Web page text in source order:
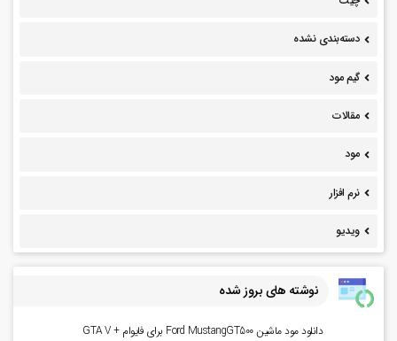
دسته‌بندی نشده
گیم مود
مقالات
مود
نرم افزار
ویدیو
نوشته های بروز شده
دانلود مود ماشین Ford MustangGT500 برای فایوام + GTA V